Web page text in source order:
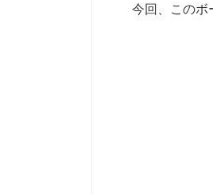
今回、このボ